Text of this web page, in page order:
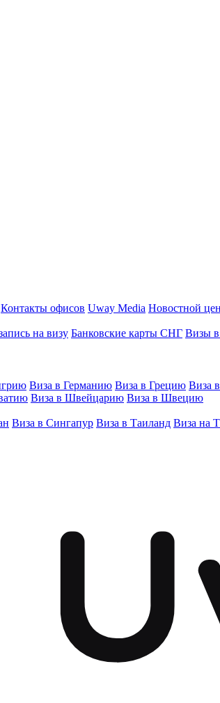
Контакты офисов Uway Media Новостной
на визу Банковские карты СНГ Визы
Виза в Германию Виза в Грецию Виза
Виза в Швейцарию Виза в Швецию
Виза в Сингапур Виза в Таиланд Виза на